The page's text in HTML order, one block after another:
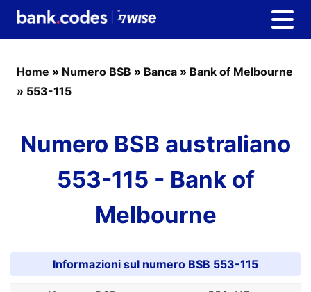
Home » Numero BSB » Banca » Bank of Melbourne
» 553-115
Numero BSB australiano
553-115 - Bank of
Melbourne
Informazioni sul numero BSB 553-115